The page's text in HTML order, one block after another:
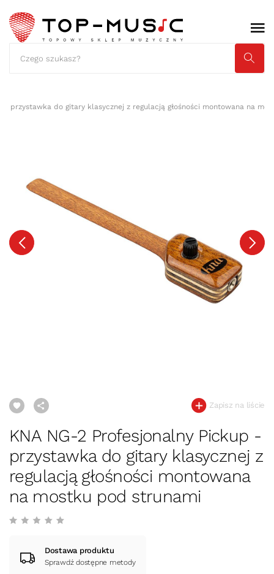
- przystawka do gitary klasycznej z regulacją głośności montowana na
Zapisz na liście
KNA NG-2 Profesjonalny Pickup -
przystawka do gitary klasycznej z
regulacją głośności montowana
na mostku pod strunami
Dostawa produktu
Sprawdź dostępne metody